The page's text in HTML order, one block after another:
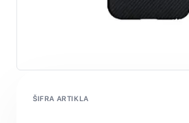
ŠIFRA ARTIKLA